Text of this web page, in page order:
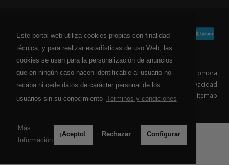
Este portal web utiliza cookies propias con finalidad
técnica, y para realizar estadísticas de uso Web, las
cookies se usan para la personalización de anuncios
que en ningún caso hacen identificable al usuario no
recaba ni cede datos de carácter personal de los
usuarios sin su conocimiento Términos y condiciones
Más
Información
¡Acepto! Rechazar Configurar
Contacto Aviso Legal
Condiciones de compra
Política de envíos
Política de devolución
Política de Privacidad
Política de Cookies
Sitemap